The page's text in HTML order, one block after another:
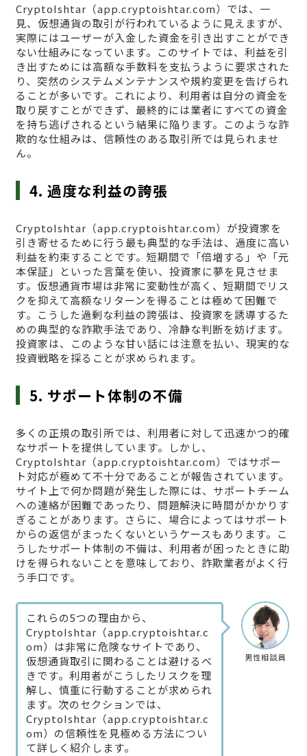
CryptoIshtar（app.cryptoishtar.com）では、一
見、仮想通貨の取引が行われているように見えますが、
実際にはユーザーが入金した資金を引き出すことができ
ない仕組みになっています。このサイトでは、利益を引
き出すためには高額な手数料を支払うように要求された
り、突然のシステムメンテナンスや規約変更を告げられ
ることが多いです。これにより、利用者は自分の資金を
取り戻すことができず、最終的には業者にすべての資金
を持ち逃げされるという結果に陥ります。このような詐
欺的な仕組みは、信頼性のある取引所では見られませ
ん。
4. 過度な利益の誇張
CryptoIshtar（app.cryptoishtar.com）が投資家を
引き寄せるために行う最も典型的な手法は、過度に高い
利益を約束することです。短期間で「倍増する」や「元
本保証」といった言葉を使い、投資家に夢を見させま
す。仮想通貨市場は非常に変動性が高く、短期間でリス
クを抑えて高額なリターンを得ることは極めて困難で
す。こうした過剰な利益の誇張は、投資家を誘導するた
めの典型的な詐欺手法であり、冷静な判断を妨げます。
投資家は、このような甘い話には注意を払い、現実的な
投資戦略を採ることが求められます。
5. サポート体制の不備
多くの正規の取引所では、利用者に対して迅速かつ的確
なサポートを提供しています。しかし、
CryptoIshtar（app.cryptoishtar.com）ではサポー
ト対応が極めて不十分であることが報告されています。
サイト上で何か問題が発生した際には、サポートチーム
への連絡が困難であったり、問題解決に時間がかかりす
ぎることがあります。さらに、場合によってはサポート
からの返信がまったくないというケースもあります。こ
うしたサポート体制の不備は、利用者が困ったときに助
けを得られないことを意味しており、詐欺業者がよく行
う手口です。
男性相談員
これらの5つの理由から、
CryptoIshtar（app.cryptoishtar.c
om）は非常に危険なサイトであり、
仮想通貨取引に関わることは避けるべ
きです。利用者がこうしたリスクを理
解し、慎重に行動することが求められ
ます。次のセクションでは、
CryptoIshtar（app.cryptoishtar.c
om）の信頼性を見極める方法につい
て詳しく紹介します。